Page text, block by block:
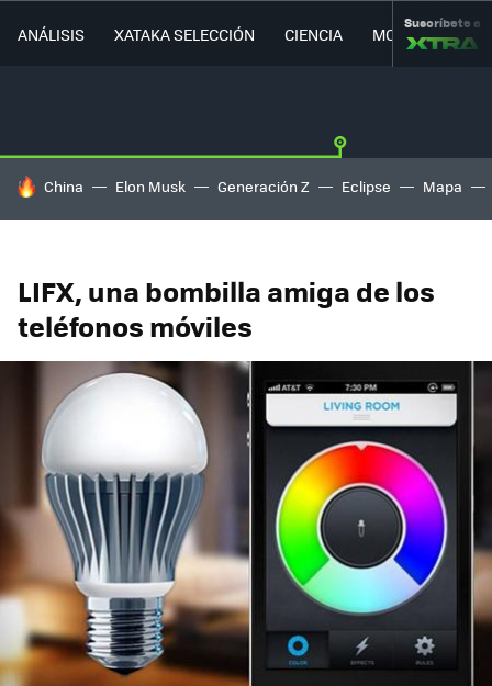
ANÁLISIS XATAKA SELECCIÓN CIENCIA MOVILIDAD
Suscríbete a
HOY SE HABLA DE
China Elon Musk Generación Z Eclipse Mapa
LIFX, una bombilla amiga de los
teléfonos móviles